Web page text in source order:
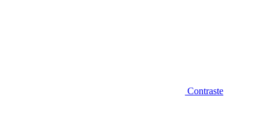
Contraste